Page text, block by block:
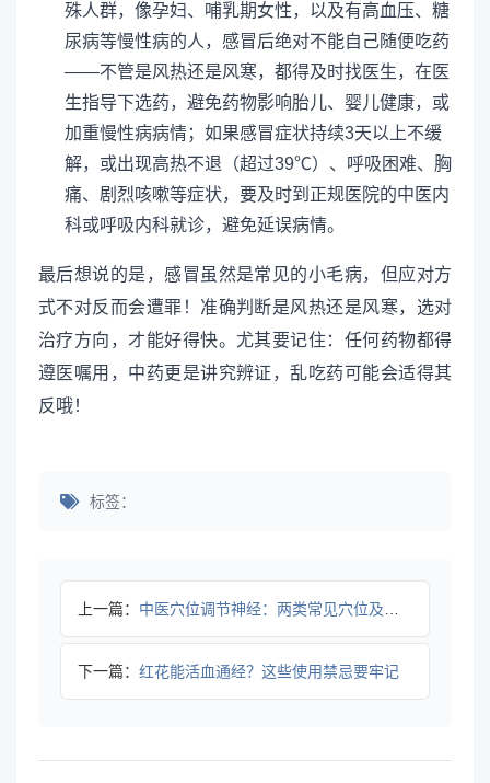
殊人群，像孕妇、哺乳期女性，以及有高血压、糖
尿病等慢性病的人，感冒后绝对不能自己随便吃药
——不管是风热还是风寒，都得及时找医生，在医
生指导下选药，避免药物影响胎儿、婴儿健康，或
加重慢性病病情；如果感冒症状持续3天以上不缓
解，或出现高热不退（超过39℃）、呼吸困难、胸
痛、剧烈咳嗽等症状，要及时到正规医院的中医内
科或呼吸内科就诊，避免延误病情。
最后想说的是，感冒虽然是常见的小毛病，但应对方
式不对反而会遭罪！准确判断是风热还是风寒，选对
治疗方向，才能好得快。尤其要记住：任何药物都得
遵医嘱用，中药更是讲究辨证，乱吃药可能会适得其
反哦！
标签：
上一篇： 中医穴位调节神经：两类常见穴位及安全操作指南
下一篇： 红花能活血通经？这些使用禁忌要牢记